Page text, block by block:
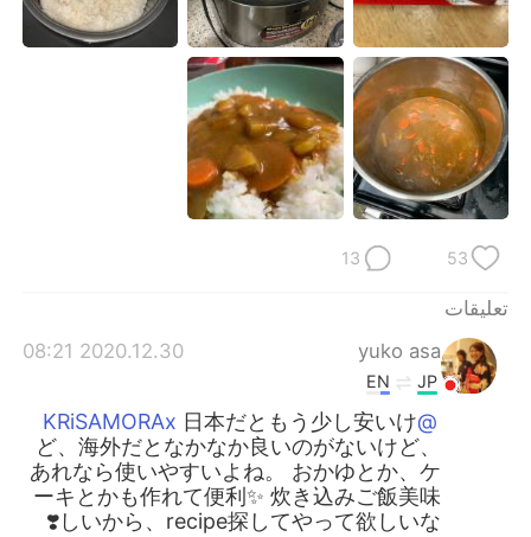
ไทย
Italiano
Tiếng Việt
53
13
تعليقات
yuko asa
2020.12.30 08:21
JP
EN
@KRiSAMORAx
日本だともう少し安いけ
ど、海外だとなかなか良いのがないけど、
あれなら使いやすいよね。 おかゆとか、ケ
ーキとかも作れて便利✨ 炊き込みご飯美味
しいから、recipe探してやって欲しいな❣️